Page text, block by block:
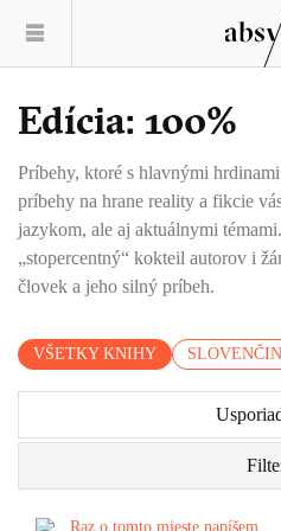
Edícia: 100%
Príbehy, ktoré s hlavnými
príbehy na hrane reality a fikcie
jazykom, ale aj aktuálnymi
„stopercentný“ kokteil autorov i
človek a jeho silný príbeh.
VŠETKY KNIHY